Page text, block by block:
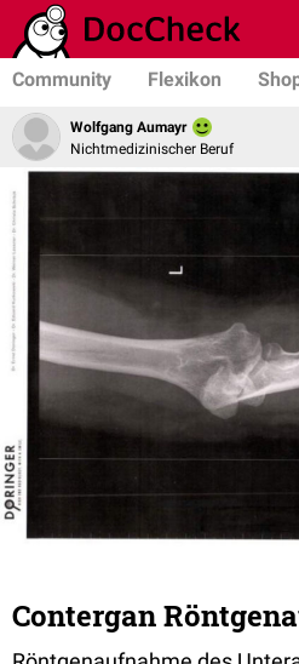
Community Flexikon
Wolfgang Aumayr
Nichtmedizinischer Beruf
Contergan